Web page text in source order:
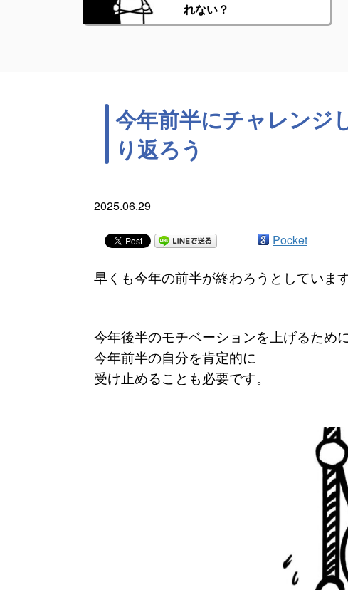
れない？
今年前半にチャレンジ
り返ろう
2025.06.29
Pocket
早くも今年の前半が終わろうとしています
今年後半のモチベーションを上げるため
今年前半の自分を肯定的に
受け止めることも必要です。